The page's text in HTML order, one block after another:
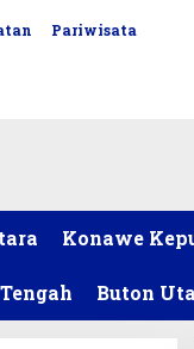
Pariwisata
Konawe
Buton